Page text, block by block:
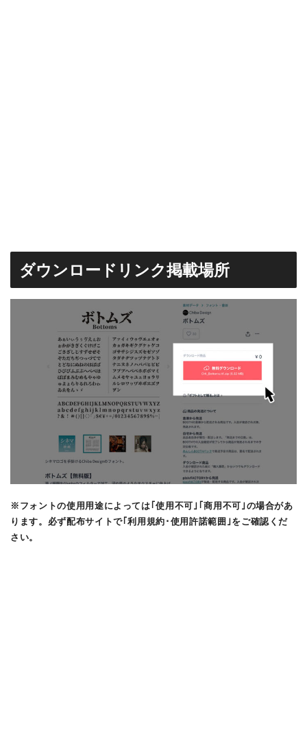
ダウンロードリンク掲載場所
※フォントの使用用途によっては｢使用不可｣｢商用不可｣の場合があ
ります。必ず配布サイトで｢利用規約･使用許諾範囲｣をご確認くだ
さい。